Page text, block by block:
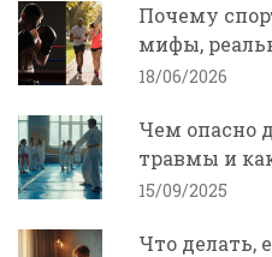
Почему
мифы,
выгорания
18/06/2026
Чем опасно
травмы и
15/09/2025
Что делать,